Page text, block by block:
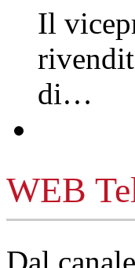
Il
di…
WEB